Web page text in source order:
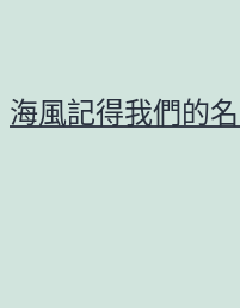
海風記得我們的